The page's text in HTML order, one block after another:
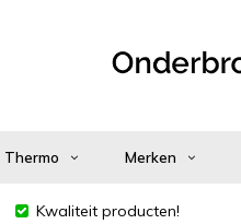
Thermo Merken
Kwaliteit producten!